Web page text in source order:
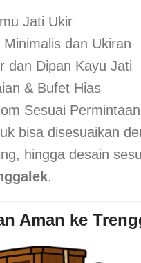
Jati Ukir
dan Ukiran
dan Dipan Kayu Jati
& Bufet Hias
Sesuai Permintaan
bisa disesuaikan
hingga desain
.
Aman ke